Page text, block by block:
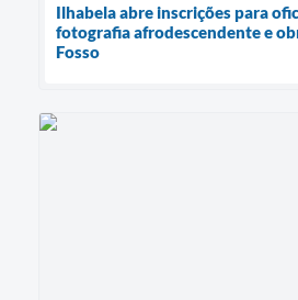
Ilhabela abre inscrições para
fotografia afrodescendente e
Fosso